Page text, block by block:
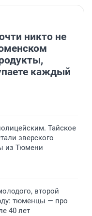
никто не
каждый
Тайское
зверского
из Тюмени
второй
тюменцы — про
40 лет